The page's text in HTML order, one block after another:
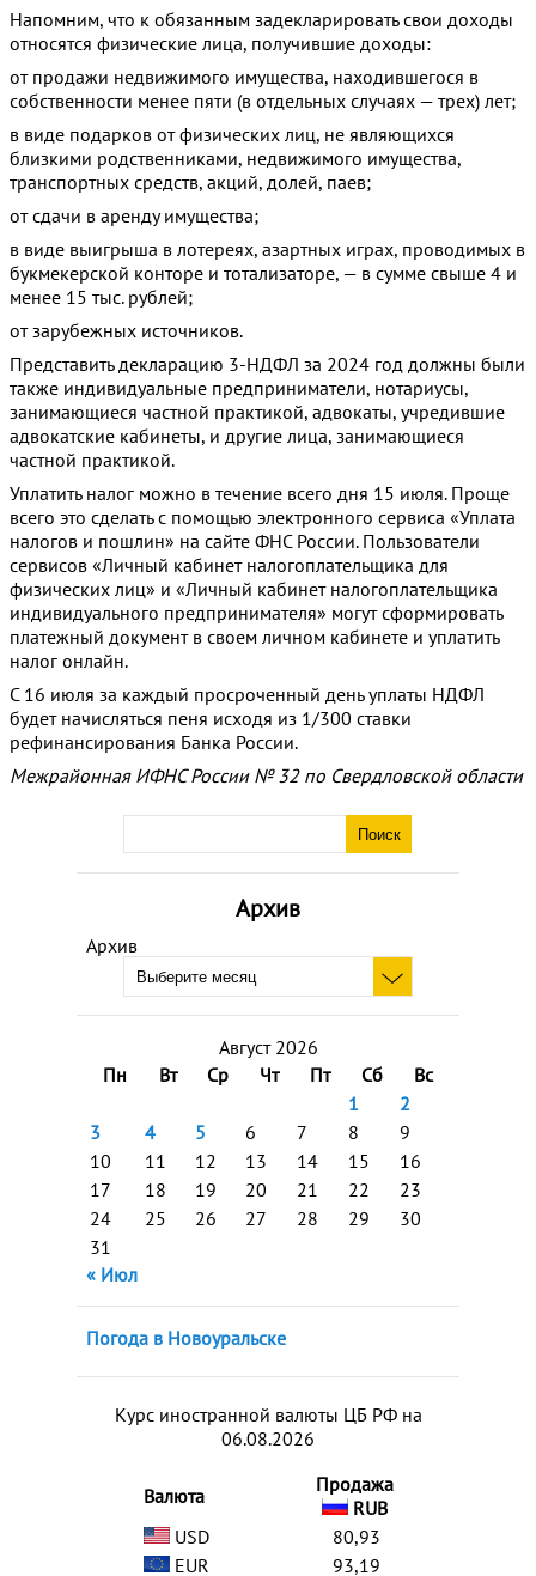
Архив
Архив
Август 2026
Пн
Вт Ср Чт Пт Сб
Вс
1
2
3
4 5 6 7 8
9
10
11 12 13 14 15
16
17
18 19 20 21 22
23
24
25 26 27 28 29
30
31
« Июл
Погода в Новоуральске
Курс иностранной валюты ЦБ РФ на
06.08.2026
Валюта
Продажа
RUB
USD
80,93
EUR
93,19
Напомним, что к обязанным задекларировать свои доходы
относятся физические лица, получившие доходы:
от продажи недвижимого имущества, находившегося в
собственности менее пяти (в отдельных случаях — трех) лет;
в виде подарков от физических лиц, не являющихся
близкими родственниками, недвижимого имущества,
транспортных средств, акций, долей, паев;
от сдачи в аренду имущества;
в виде выигрыша в лотереях, азартных играх, проводимых в
букмекерской конторе и тотализаторе, — в сумме свыше 4 и
менее 15 тыс. рублей;
от зарубежных источников.
Представить декларацию 3-НДФЛ за 2024 год должны были
также индивидуальные предприниматели, нотариусы,
занимающиеся частной практикой, адвокаты, учредившие
адвокатские кабинеты, и другие лица, занимающиеся
частной практикой.
Уплатить налог можно в течение всего дня 15 июля. Проще
всего это сделать с помощью электронного сервиса «Уплата
налогов и пошлин» на сайте ФНС России. Пользователи
сервисов «Личный кабинет налогоплательщика для
физических лиц» и «Личный кабинет налогоплательщика
индивидуального предпринимателя» могут сформировать
платежный документ в своем личном кабинете и уплатить
налог онлайн.
С 16 июля за каждый просроченный день уплаты НДФЛ
будет начисляться пеня исходя из 1/300 ставки
рефинансирования Банка России.
Межрайонная ИФНС России № 32 по Свердловской области